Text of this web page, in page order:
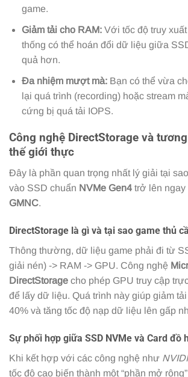
game.
Giảm tải cho RAM:Với tốc độ truy
thống có thể hoán đổi dữ liệu giữa
quả hơn.
Đa nhiệm mượt mà:Bạn có thể vừa
lại quá trình (recording) hoặc stream
cứng bị quá tải IOPS.
Công nghệ DirectStorage và
thế giới thực
Đây là phần quan trọng nhất lý giải tại
vào SSD chuẩn NVMe Gen4 trở lên
GMNC.
DirectStorage là gì và tại sao game thủ
Thông thường, dữ liệu game phải đi từ
giải nén) -> RAM -> GPU. Công nghệ
DirectStorage cho phép GPU truy cập
để lấy dữ liệu. Quá trình này giúp giảm
40% và tăng tốc độ nạp dữ liệu lên gấp
Sự phối hợp giữa SSD NVMe và Card đồ
Khi kết hợp với các công nghệ như
tốc độ cao biến thành một “phần mở